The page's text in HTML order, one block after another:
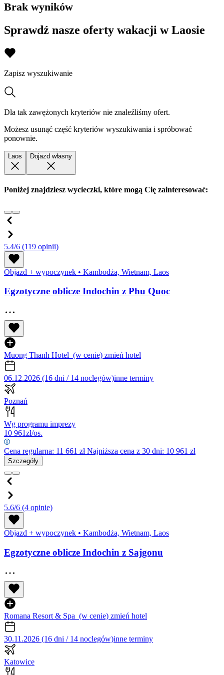
Brak wyników
Sprawdź nasze oferty wakacji w Laosie
Zapisz wyszukiwanie
Dla tak zawężonych kryteriów nie znaleźliśmy ofert.
Możesz usunąć część kryteriów wyszukiwania i spróbować
ponownie.
Laos Dojazd własny
Poniżej znajdziesz wycieczki, które mogą Cię zainteresować:
5.4/6 (119 opinii)
Objazd + wypoczynek • Kambodża, Wietnam, Laos
Egzotyczne oblicze Indochin z Phu Quoc
Muong Thanh Hotel (w cenie) zmień hotel
06.12.2026 (16 dni / 14 noclegów)inne terminy
Poznań
Wg programu imprezy
10 961zł/os.
Cena regularna: 11 661 złNajniższa cena z 30 dni: 10 961 zł
Szczegóły
5.6/6 (4 opinie)
Objazd + wypoczynek • Kambodża, Wietnam, Laos
Egzotyczne oblicze Indochin z Sajgonu
Romana Resort & Spa (w cenie) zmień hotel
30.11.2026 (16 dni / 14 noclegów)inne terminy
Katowice